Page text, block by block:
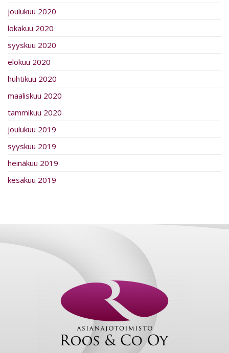
joulukuu 2020
lokakuu 2020
syyskuu 2020
elokuu 2020
huhtikuu 2020
maaliskuu 2020
tammikuu 2020
joulukuu 2019
syyskuu 2019
heinäkuu 2019
kesäkuu 2019